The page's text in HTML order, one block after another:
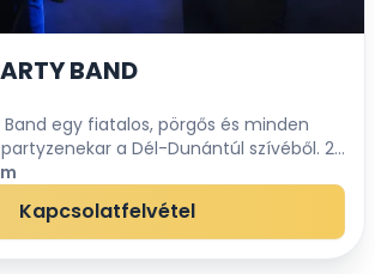
BAND
Band egy fiatalos, pörgős és minden
a Dél-Dunántúl szívéből. 20
merítve repertoárunk átöleli a
a 70-es, 80-as, 9...
Kapcsolatfelvétel